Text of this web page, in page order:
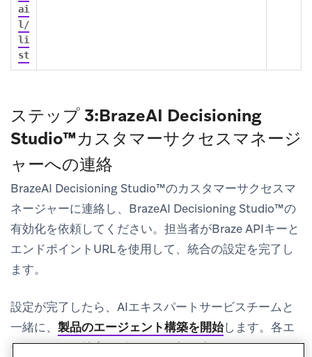
ai
l/
li
st
ステップ 3:BrazeAI Decisioning
Studio™カスタマーサクセスマネージ
ャーへの連絡
BrazeAI Decisioning Studio™のカスタマーサクセスマ
ネージャーに連絡し、BrazeAI Decisioning Studio™の
有効化を依頼してください。担当者がBraze APIキーと
エンドポイントURLを使用して、統合の設定を完了し
ます。
設定が完了したら、AIエキスパートサービスチームと
一緒に、 製品のエージェント構築を開始します。各エ
ージェントは特定のビジネス目標に合わせてカスタマ